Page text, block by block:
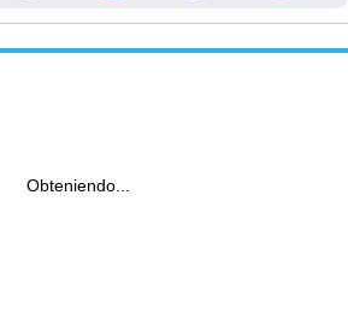
Obteniendo...